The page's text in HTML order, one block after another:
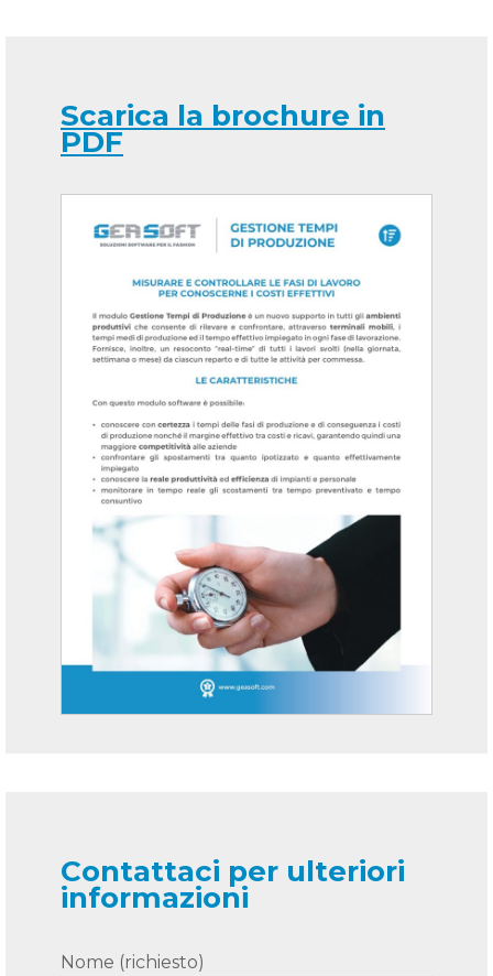
Scarica la brochure in
PDF
Contattaci per ulteriori
informazioni
Nome (richiesto)